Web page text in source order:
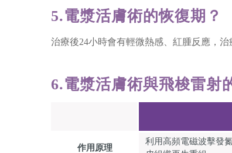
5.電漿活膚術的恢復期？
治療後24小時會有輕微熱感、紅腫反應，
6.電漿活膚術與飛梭雷射
作用原理
利用高頻電磁波擊發